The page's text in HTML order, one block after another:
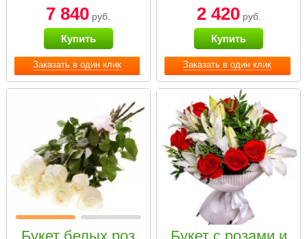
Заказать в один клик
7 840 руб.
Купить
Заказать в один клик
2 420руб.
Купить